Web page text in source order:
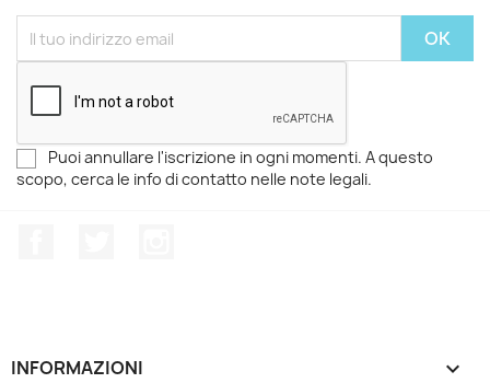
Puoi annullare l'iscrizione in ogni momenti. A questo
scopo, cerca le info di contatto nelle note legali.
INFORMAZIONI 